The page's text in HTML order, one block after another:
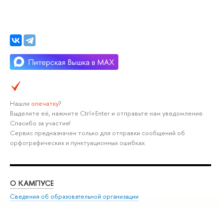
Нашли опечатку?
Выделите её, нажмите Ctrl+Enter и отправьте нам уведомление.
Спасибо за участие!
Сервис предназначен только для отправки сообщений об
орфографических и пунктуационных ошибках.
О КАМПУСЕ
Сведения об образовательной организации